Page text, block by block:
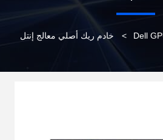
> خادم ريك أصلي معالج إنتل